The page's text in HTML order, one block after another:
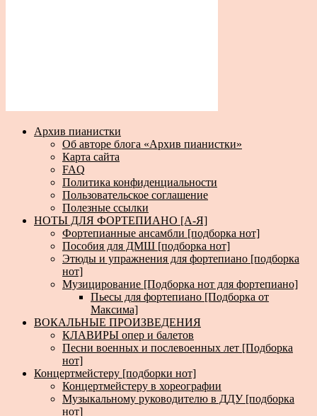
Архив пианистки
Об авторе блога «Архив пианистки»
Карта сайта
FAQ
Политика конфиденциальности
Пользовательское соглашение
Полезные ссылки
НОТЫ ДЛЯ ФОРТЕПИАНО [А-Я]
Фортепианные ансамбли [подборка нот]
Пособия для ДМШ [подборка нот]
Этюды и упражнения для фортепиано [подборка
нот]
Музицирование [Подборка нот для фортепиано]
Пьесы для фортепиано [Подборка от
Максима]
ВОКАЛЬНЫЕ ПРОИЗВЕДЕНИЯ
КЛАВИРЫ опер и балетов
Песни военных и послевоенных лет [Подборка
нот]
Концертмейстеру [подборки нот]
Концертмейстеру в хореографии
Музыкальному руководителю в ДДУ [подборка
нот]